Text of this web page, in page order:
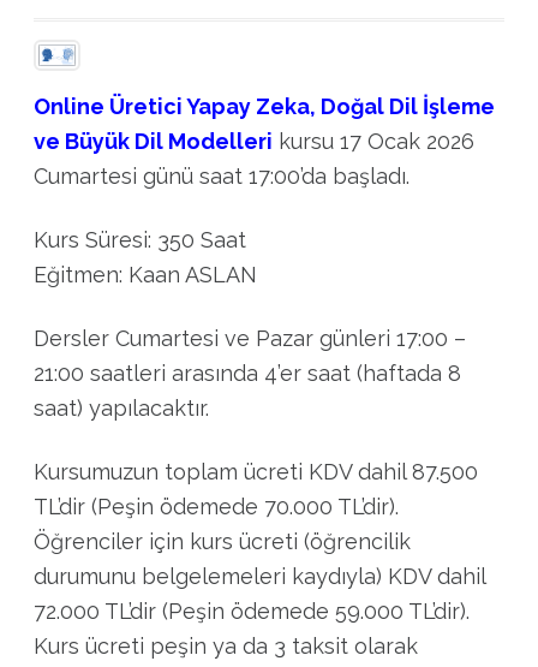
Online Üretici Yapay Zeka, Doğal Dil İşleme
ve Büyük Dil Modelleri kursu 17 Ocak 2026
Cumartesi günü saat 17:00’da başladı.
Kurs Süresi: 350 Saat
Eğitmen: Kaan ASLAN
Dersler Cumartesi ve Pazar günleri 17:00 –
21:00 saatleri arasında 4’er saat (haftada 8
saat) yapılacaktır.
Kursumuzun toplam ücreti KDV dahil 87.500
TL’dir (Peşin ödemede 70.000 TL’dir).
Öğrenciler için kurs ücreti (öğrencilik
durumunu belgelemeleri kaydıyla) KDV dahil
72.000 TL’dir (Peşin ödemede 59.000 TL’dir).
Kurs ücreti peşin ya da 3 taksit olarak